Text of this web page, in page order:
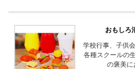
おもしろ
学校行事、子供
各種スクールの
の褒美に